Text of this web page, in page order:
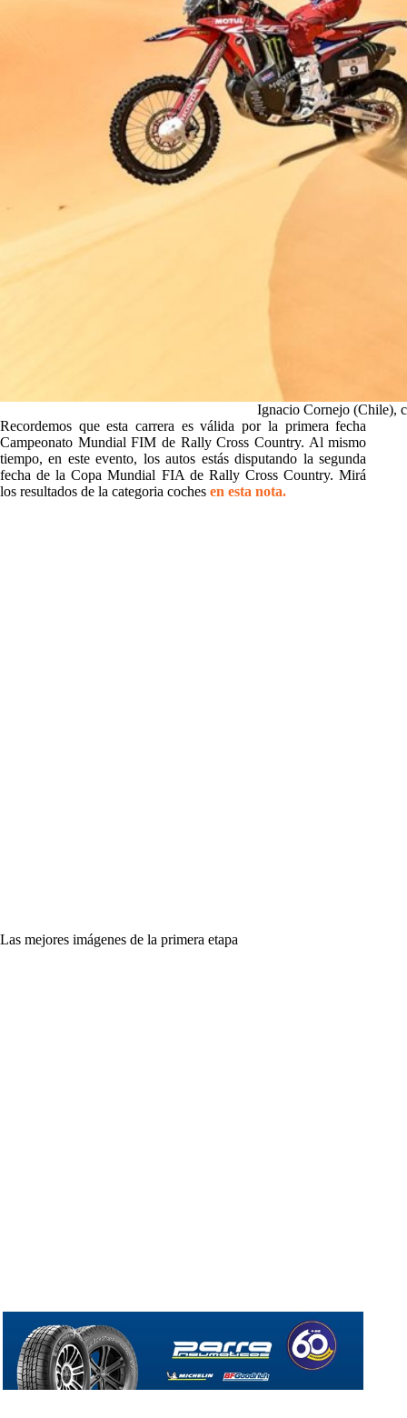
Ignacio Cornejo (Chile),
Recordemos que esta carrera es válida por la primera fecha
Campeonato Mundial FIM de Rally Cross Country. Al mismo
tiempo, en este evento, los autos estás disputando la segunda
fecha de la Copa Mundial FIA de Rally Cross Country. Mirá
los resultados de la categoria coches en esta nota.
Las mejores imágenes de la primera etapa